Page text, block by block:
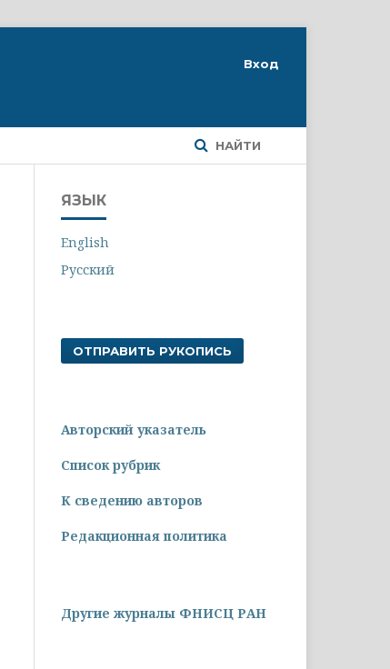
НАЙТИ
Вход
ЯЗЫК
English
Русский
ОТПРАВИТЬ РУКОПИСЬ
Авторский указатель
Список рубрик
К сведению авторов
Редакционная политика
Другие журналы ФНИСЦ РАН